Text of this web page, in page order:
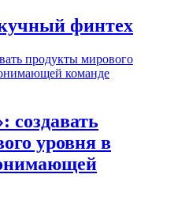
финтех
создавать
уровня в